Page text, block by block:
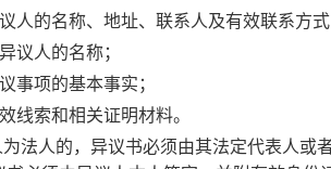
人的名称、地址、联系人及有效联系方
议人的名称；
事项的基本事实；
线索和相关证明材料。
法人的，异议书必须由其法定代表人或